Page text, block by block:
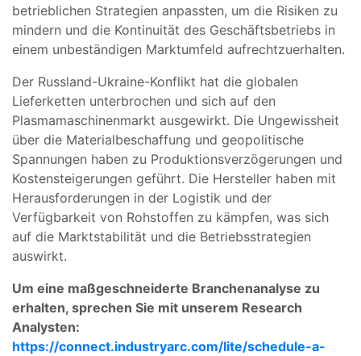
betrieblichen Strategien anpassten, um die Risiken zu
mindern und die Kontinuität des Geschäftsbetriebs in
einem unbeständigen Marktumfeld aufrechtzuerhalten.
Der Russland-Ukraine-Konflikt hat die globalen
Lieferketten unterbrochen und sich auf den
Plasmamaschinenmarkt ausgewirkt. Die Ungewissheit
über die Materialbeschaffung und geopolitische
Spannungen haben zu Produktionsverzögerungen und
Kostensteigerungen geführt. Die Hersteller haben mit
Herausforderungen in der Logistik und der
Verfügbarkeit von Rohstoffen zu kämpfen, was sich
auf die Marktstabilität und die Betriebsstrategien
auswirkt.
Um eine maßgeschneiderte Branchenanalyse zu
erhalten, sprechen Sie mit unserem Research
Analysten:
https://connect.industryarc.com/lite/schedule-a-